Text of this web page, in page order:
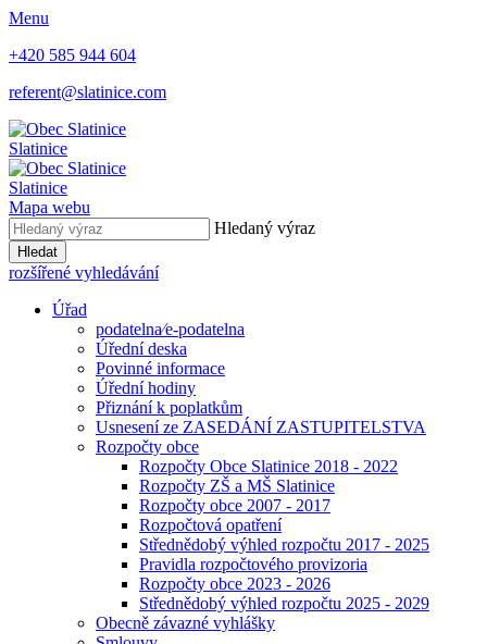
Menu
+420 585 944 604
referent@slatinice.com
Slatinice
Slatinice
Mapa webu
Hledaný výraz
Hledat
rozšířené vyhledávání
Úřad
podatelna⁄e-podatelna
Úřední deska
Povinné informace
Úřední hodiny
Přiznání k poplatkům
Usnesení ze ZASEDÁNÍ ZASTUPITELSTVA
Rozpočty obce
Rozpočty Obce Slatinice 2018 - 2022
Rozpočty ZŠ a MŠ Slatinice
Rozpočty obce 2007 - 2017
Rozpočtová opatření
Střednědobý výhled rozpočtu 2017 - 2025
Pravidla rozpočtového provizoria
Rozpočty obce 2023 - 2026
Střednědobý výhled rozpočtu 2025 - 2029
Obecně závazné vyhlášky